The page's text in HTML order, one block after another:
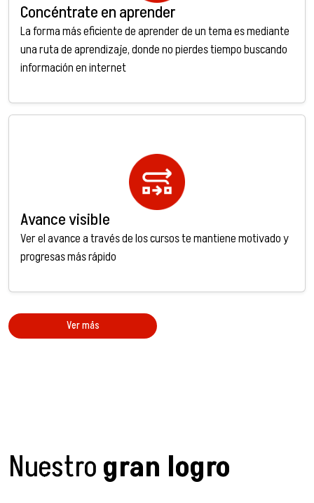
Concéntrate en aprender
La forma más eficiente de aprender de un tema es mediante
una ruta de aprendizaje, donde no pierdes tiempo buscando
información en internet
Avance visible
Ver el avance a través de los cursos te mantiene motivado y
progresas más rápido
Ver más
Nuestrogran logro